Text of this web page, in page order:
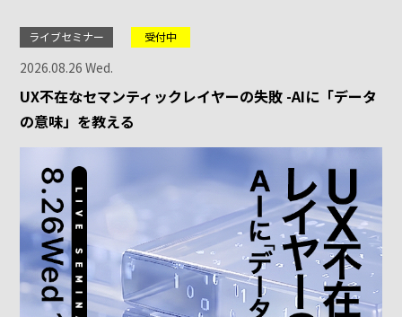
ライブセミナー 受付中
2026.08.26 Wed.
UX不在なセマンティックレイヤーの失敗 -AIに「データ
の意味」を教える